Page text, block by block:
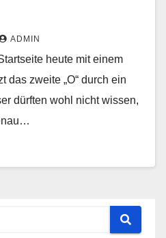
ADMIN
heute mit einem
das zweite „O“ durch ein
dürften wohl nicht wissen,